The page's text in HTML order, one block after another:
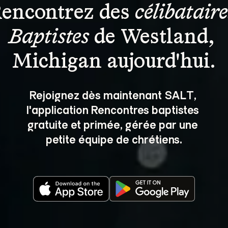
des
Baptistes de Westland,
Michigan aujourd'hui.
Rejoignez dès maintenant SALT,
l'application Rencontres baptistes
gratuite et primée, gérée par une
petite équipe de chrétiens.